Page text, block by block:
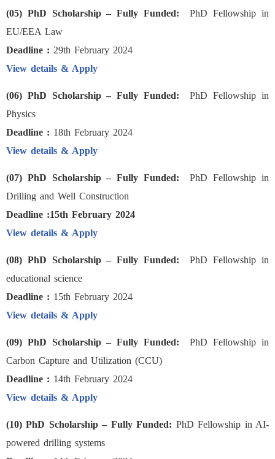
(05) PhD Scholarship – Fully Funded: PhD Fellowship in
EU/EEA Law
Deadline : 29th February 2024
View details & Apply
(06) PhD Scholarship – Fully Funded: PhD Fellowship in
Physics
Deadline : 18th February 2024
View details & Apply
(07) PhD Scholarship – Fully Funded: PhD Fellowship in
Drilling and Well Construction
Deadline :15th February 2024
View details & Apply
(08) PhD Scholarship – Fully Funded: PhD Fellowship in
educational science
Deadline : 15th February 2024
View details & Apply
(09) PhD Scholarship – Fully Funded: PhD Fellowship in
Carbon Capture and Utilization (CCU)
Deadline : 14th February 2024
View details & Apply
(10) PhD Scholarship – Fully Funded: PhD Fellowship in AI-
powered drilling systems